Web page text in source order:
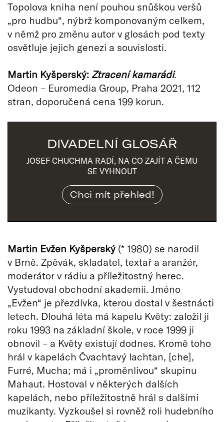
Topolova kniha není pouhou snůškou veršů
„pro hudbu“, nýbrž komponovaným celkem,
v němž pro změnu autor v glosách pod texty
osvětluje jejich genezi a souvislosti.
Martin Kyšperský: Ztracení kamarádi.
Odeon – Euromedia Group, Praha 2021, 112
stran, doporučená cena 199 korun.
DIVADELNÍ GLOSÁŘ
JOSEF CHUCHMA RADÍ, NA CO ZAJÍT A ČEMU
SE VYHNOUT
Chci mít přehled!
Martin Evžen Kyšperský (* 1980) se narodil
v Brně. Zpěvák, skladatel, textař a aranžér,
moderátor v rádiu a příležitostný herec.
Vystudoval obchodní akademii. Jméno
„Evžen“ je přezdívka, kterou dostal v šestnácti
letech. Dlouhá léta má kapelu Květy: založil ji
roku 1993 na základní škole, v roce 1999 ji
obnovil – a Květy existují dodnes. Kromě toho
hrál v kapelách Čvachtavý lachtan, [che],
Furré, Mucha; má i „proměnlivou“ skupinu
Mahaut. Hostoval v některých dalších
kapelách, nebo příležitostně hrál s dalšími
muzikanty. Vyzkoušel si rovněž roli hudebního